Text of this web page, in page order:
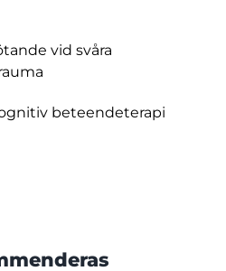
vid svåra
beteendeterapi